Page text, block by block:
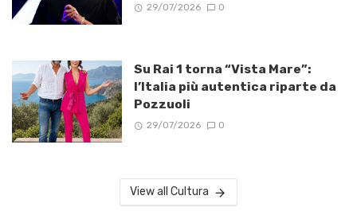
29/07/2026 0
Su Rai 1 torna “Vista Mare”:
l’Italia più autentica riparte da
Pozzuoli
29/07/2026 0
View all Cultura